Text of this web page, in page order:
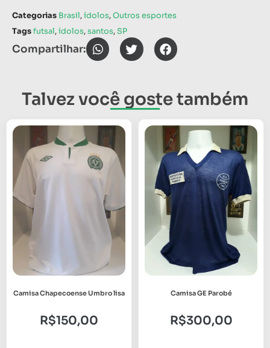
Categorias Brasil,ídolos,Outros esportes
Tagsfutsal,ídolos,santos,SP
Compartilhar:
Talvez você goste também
Camisa Chapecoense Umbro lisa
R$150,00
Camisa GE Parobé
R$300,00